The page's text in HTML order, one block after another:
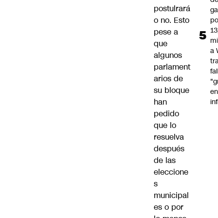
postulrará
o no. Esto
pese a
que
algunos
parlament
arios de
su bloque
han
pedido
que lo
resuelva
después
de las
eleccione
s
municipal
es o por
a
en